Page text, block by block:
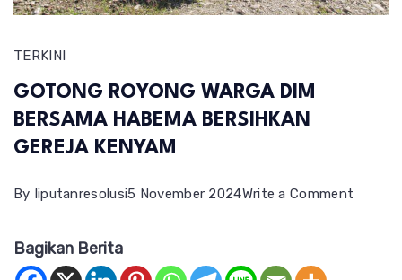
TERKINI
GOTONG ROYONG WARGA DIM
BERSAMA HABEMA BERSIHKAN
GEREJA KENYAM
By liputanresolusi5 November 2024Write a Comment
Bagikan Berita